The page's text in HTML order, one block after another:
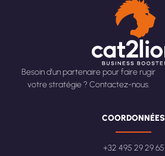
Besoin d’un partenaire pour faire rugir
votre stratégie ? Contactez-nous.
COORDONNÉES
+32 495 29 29 65